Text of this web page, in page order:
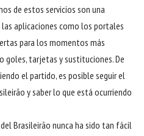
de estos servicios son una
aplicaciones como los portales
para los momentos más
goles, tarjetas y sustituciones. De
el partido, es posible seguir el
y saber lo que está ocurriendo
Brasileirão nunca ha sido tan fácil